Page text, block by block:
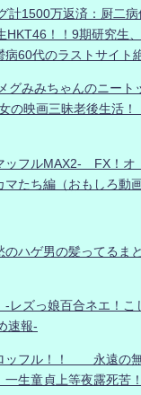
計1500万返済：厨二
HKT46！！9期研究生
病60代のラストサイト
グみみちゃんのニート
の映画三昧老後生活！
ッフルMAX2- FX！オ
たち編（おもしろ動画
ハゲ男の髪ってるま
-レズっ娘百合ネエ！こ
速報-
ッフル！！ 永遠の
生童貞上等夜露死苦！